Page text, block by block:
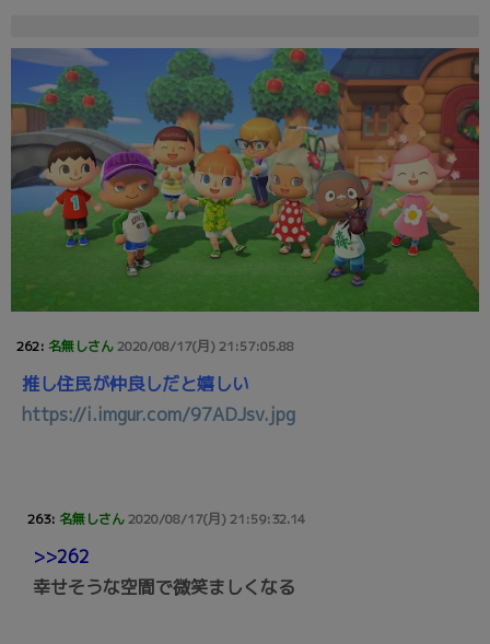
262: 名無しさん2020/08/17(月) 21:57:05.88
推し住民が仲良しだと嬉しい
https://i.imgur.com/97ADJsv.jpg
263: 名無しさん2020/08/17(月) 21:59:32.14
>>262
幸せそうな空間で微笑ましくなる